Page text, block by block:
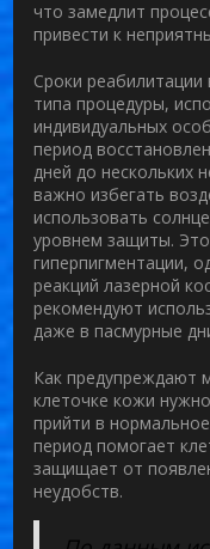
что замедлит
привести к
Сроки
типа процедуры,
индивидуальных
период
дней до нескольких
важно избегать
использовать
уровнем защиты.
гиперпигментации,
реакций лазерной
рекомендуют
даже в пасмурные
Как предупреждают
клеточке кожи
прийти в
период помогает
защищает от
неудобств.